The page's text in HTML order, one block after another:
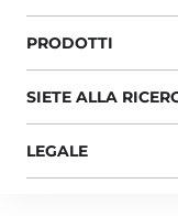
PRODOTTI
SIETE ALLA
LEGALE